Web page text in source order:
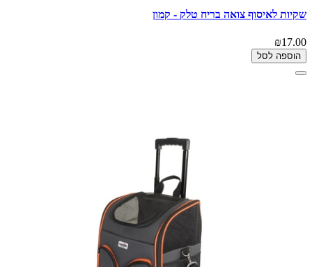
שקיות לאיסוף צואה בריח טלק - קמון
₪17.00
הוספה לסל